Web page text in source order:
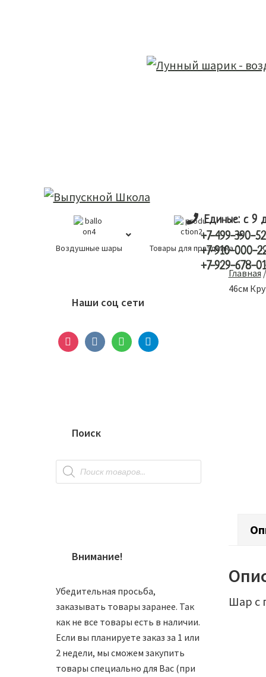
Единые: с 9
+7-499-390-
+7-910-000-
+7-929-678-
Воздушные шары Товары для праздника
Главная/
46см
Шар с
сайдбар
Наши соц сети
instagramvkontaktewhatsapptelegram
Поиск
Поиск
товаров
Внимание!
Убедительная просьба,
заказывать товары заранее. Так
как не все товары есть в наличии.
Если вы планируете заказ за 1 или
2 недели, мы сможем закупить
товары специально для Вас (при